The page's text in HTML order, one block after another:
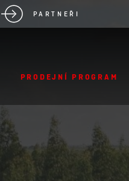
PARTNEŘI
PRODEJNÍ PROGRAM